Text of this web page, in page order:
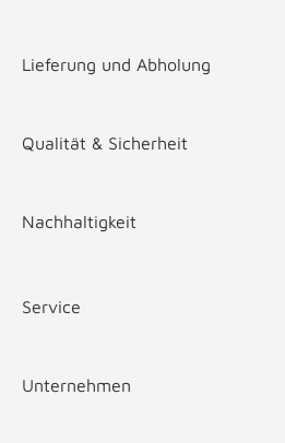
Lieferung und Abholung
Qualität & Sicherheit
Nachhaltigkeit
Service
Unternehmen